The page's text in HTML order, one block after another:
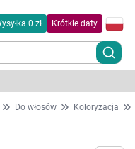
0 zł Krótkie daty
Do włosów Koloryzacja